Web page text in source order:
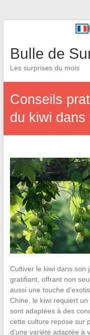
Bulle de
Les surprises du mois
Conseils
du kiwi dans
Cultiver le kiwi dans son
gratifiant, offrant non
aussi une touche
Chine, le kiwi requiert
sont adaptées à des
cette culture repose sur
d’une variété adaptée à